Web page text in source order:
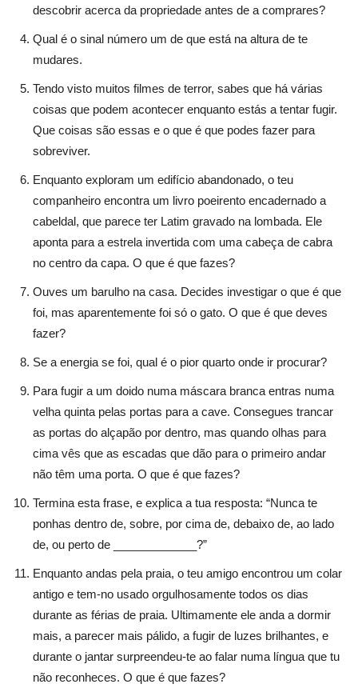
descobrir acerca da propriedade antes de a comprares?
Qual é o sinal número um de que está na altura de te
mudares.
Tendo visto muitos filmes de terror, sabes que há várias
coisas que podem acontecer enquanto estás a tentar fugir.
Que coisas são essas e o que é que podes fazer para
sobreviver.
Enquanto exploram um edifício abandonado, o teu
companheiro encontra um livro poeirento encadernado a
cabeldal, que parece ter Latim gravado na lombada. Ele
aponta para a estrela invertida com uma cabeça de cabra
no centro da capa. O que é que fazes?
Ouves um barulho na casa. Decides investigar o que é que
foi, mas aparentemente foi só o gato. O que é que deves
fazer?
Se a energia se foi, qual é o pior quarto onde ir procurar?
Para fugir a um doido numa máscara branca entras numa
velha quinta pelas portas para a cave. Consegues trancar
as portas do alçapão por dentro, mas quando olhas para
cima vês que as escadas que dão para o primeiro andar
não têm uma porta. O que é que fazes?
Termina esta frase, e explica a tua resposta: “Nunca te
ponhas dentro de, sobre, por cima de, debaixo de, ao lado
de, ou perto de _____________?”
Enquanto andas pela praia, o teu amigo encontrou um colar
antigo e tem-no usado orgulhosamente todos os dias
durante as férias de praia. Ultimamente ele anda a dormir
mais, a parecer mais pálido, a fugir de luzes brilhantes, e
durante o jantar surpreendeu-te ao falar numa língua que tu
não reconheces. O que é que fazes?